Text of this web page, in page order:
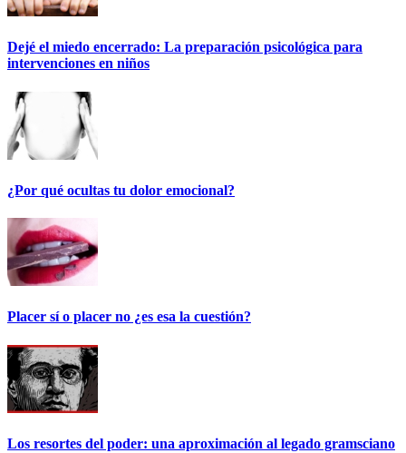
Dejé el miedo encerrado: La preparación psicológica para
intervenciones en niños
¿Por qué ocultas tu dolor emocional?
Placer sí o placer no ¿es esa la cuestión?
Los resortes del poder: una aproximación al legado gramsciano